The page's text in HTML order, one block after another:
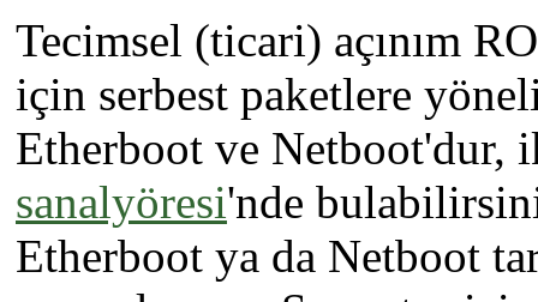
Tecimsel (ticari) açınım
için serbest paketlere
Etherboot ve Netboot'dur,
sanalyöresi'nde
Etherboot ya da Netboot